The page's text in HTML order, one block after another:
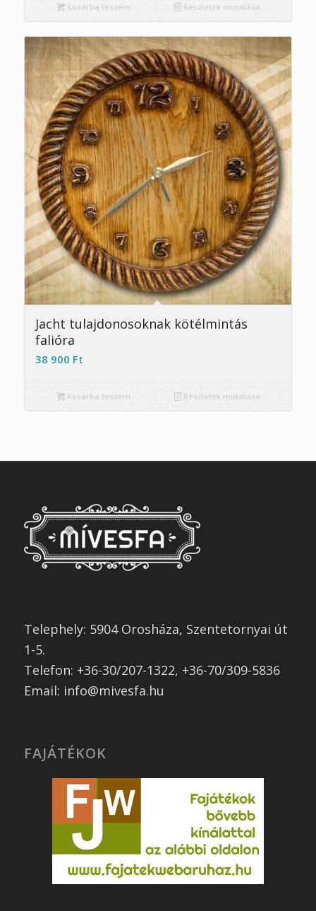
Kosárba teszem Részletek mutatása
Jacht tulajdonosoknak kötélmintás
falióra
38 900 Ft
Kosárba teszem Részletek mutatása
Telephely: 5904 Orosháza, Szentetornyai út
1-5.
Telefon: +36-30/207-1322, +36-70/309-5836
Email: info@mivesfa.hu
FAJÁTÉKOK